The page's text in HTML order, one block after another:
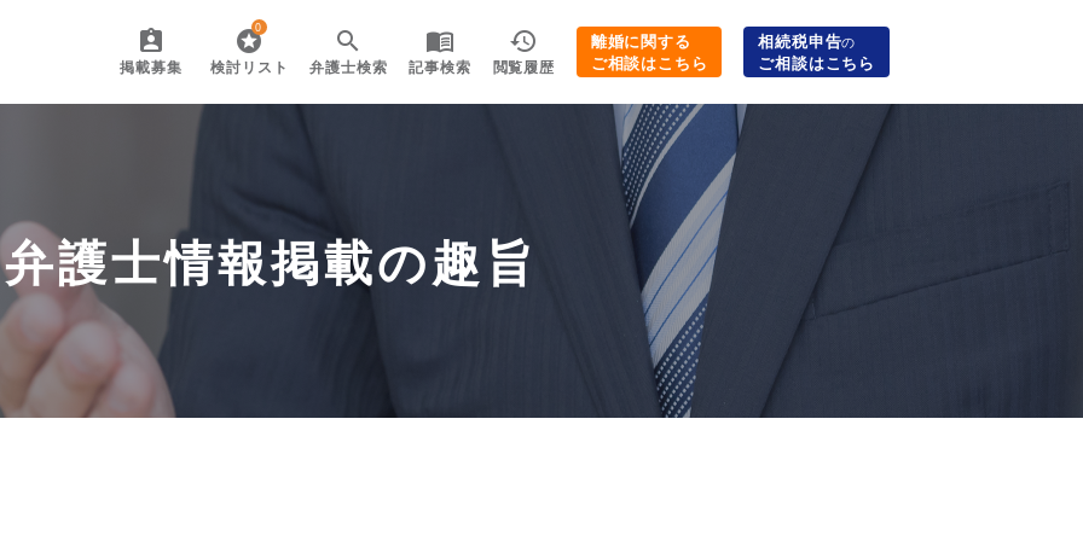
掲載募集
0
検討リスト 弁護士検索 記事検索 閲覧履歴
離婚に関する
ご相談はこちら
相続税申告の
ご相談はこちら
弁護士情報掲載の趣旨